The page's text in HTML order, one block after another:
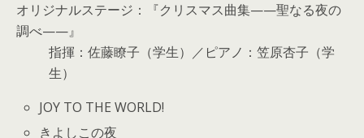
オリジナルステージ：『クリスマス曲集——聖なる夜の
調べ——』
指揮：佐藤瞭子（学生）／ピアノ：笠原杏子（学
生）
JOY TO THE WORLD!
きよしこの夜